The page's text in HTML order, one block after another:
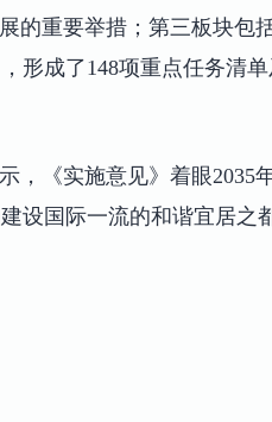
的重要举措；第三板块包
形成了148项重点任务清单
，《实施意见》着眼2035
设国际一流的和谐宜居之